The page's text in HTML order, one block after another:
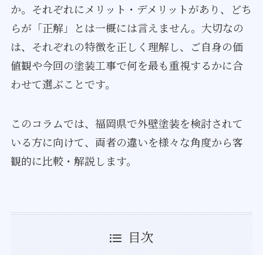
か。それぞれにメリット・デメリットがあり、どち
らが「正解」とは一概には言えません。大切なの
は、それぞれの特徴を正しく理解し、ご自身の価
値観や今回の塗装工事で何を最も重視するかに合
わせて選ぶことです。
このコラムでは、福岡県で外壁塗装を検討されて
いる方に向けて、両者の違いを様々な角度から客
観的に比較・解説します。
目次